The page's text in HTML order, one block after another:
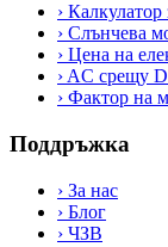
› Калкулатор
› Слънчева
› Цена на
› AC срещу
› Фактор на
Поддръжка
› За нас
› Блог
› ЧЗВ